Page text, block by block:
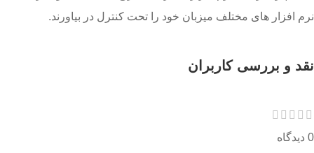
نرم افزار های مختلف میزبان خود را تحت کنترل در بیاورند.
نقد و بررسی کاربران
0 دیدگاه